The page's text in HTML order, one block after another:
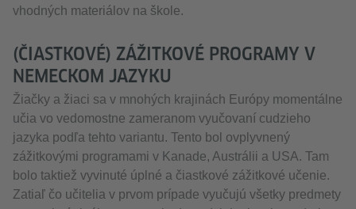
vhodných materiálov na škole.
(ČIASTKOVÉ) ZÁŽITKOVÉ PROGRAMY V
NEMECKOM JAZYKU
Žiačky a žiaci sa v mnohých krajinách Európy momentálne
učia vo vedomostne zameranom vyučovaní cudzieho
jazyka podľa tehto variantu. Tento bol ovplyvnený
zážitkovými programami v Kanade, Austrálii a USA. Tam
bolo taktiež vyvinuté úplné a čiastkové zážitkové učenie.
Zatiaľ čo učitelia v prvom prípade vyučujú všetky predmety